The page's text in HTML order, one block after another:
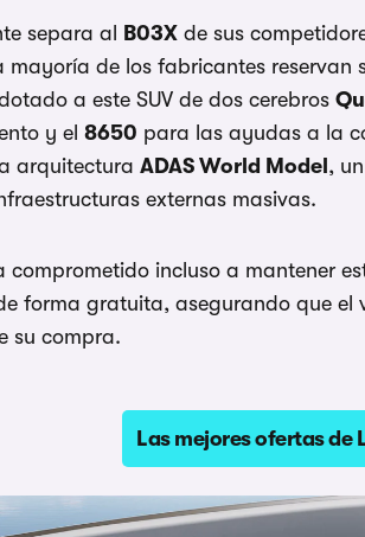
separa al B03X de sus
mayoría de los fabricantes reservan
a este SUV de dos cerebros
y el 8650 para las ayudas a la
arquitectura ADAS World Model,
externas masivas.
comprometido incluso a mantener
forma gratuita, asegurando que
su compra.
Las mejores ofertas de